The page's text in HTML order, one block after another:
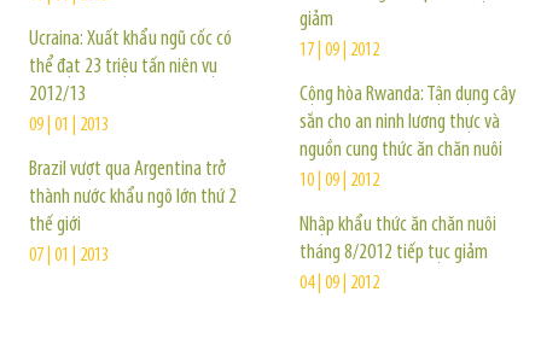
Ucraina: Xuất khẩu ngũ cốc có
thể đạt 23 triệu tấn niên vụ
2012/13
09 | 01 | 2013
Brazil vượt qua Argentina trở
thành nước khẩu ngô lớn thứ 2
thế giới
07 | 01 | 2013
giảm
17 | 09 | 2012
Cộng hòa Rwanda: Tận dụng cây
sắn cho an ninh lương thực và
nguồn cung thức ăn chăn nuôi
10 | 09 | 2012
Nhập khẩu thức ăn chăn nuôi
tháng 8/2012 tiếp tục giảm
04 | 09 | 2012